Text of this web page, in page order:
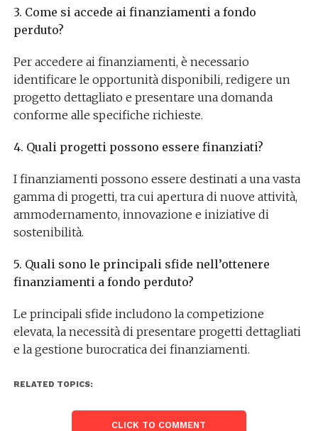
3. Come si accede ai finanziamenti a fondo
perduto?
Per accedere ai finanziamenti, è necessario
identificare le opportunità disponibili, redigere un
progetto dettagliato e presentare una domanda
conforme alle specifiche richieste.
4. Quali progetti possono essere finanziati?
I finanziamenti possono essere destinati a una vasta
gamma di progetti, tra cui apertura di nuove attività,
ammodernamento, innovazione e iniziative di
sostenibilità.
5. Quali sono le principali sfide nell’ottenere
finanziamenti a fondo perduto?
Le principali sfide includono la competizione
elevata, la necessità di presentare progetti dettagliati
e la gestione burocratica dei finanziamenti.
RELATED TOPICS:
CLICK TO COMMENT